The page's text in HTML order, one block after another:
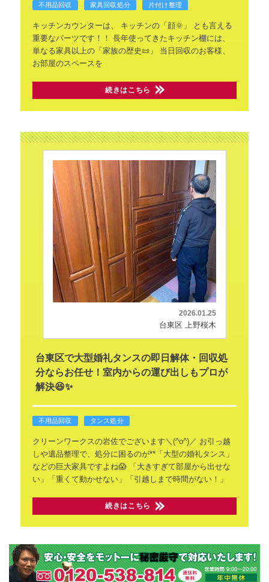
不用品回収 家具回収処分 片付け整理
キッチンカウンターは、 キッチンの「顔🌞」
とも言える
重要なパーツです！！ 長年使ってきたキッチン棚には、
単なる家具以上の「家族の歴史📜」
当日回収のお客様、
お部屋のスペースを
続きはこちら
2026.01.25
台東区 上野桜木
台東区で大型婚礼タンスの即日解体・回収処
分ならお任せ！室内からの運び出しもプロが
解決😆✨
不用品回収 タンス処分
クリーンワークスの岩佐でございます＼(^o^)／ お引っ越
しや遺品整理で、処分に困るのが**「大型の婚礼タンス」
などの巨大家具ですよね😱
「大きすぎて部屋から出せな
い」「重くて動かせない」「引越しまで時間がない！」
続きはこちら